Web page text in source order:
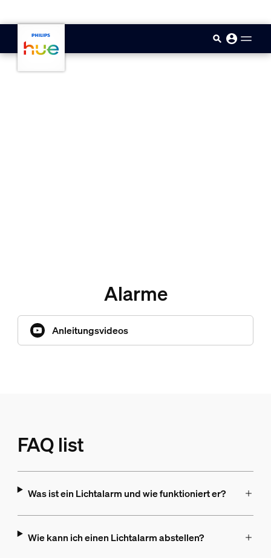
Alarme
Anleitungsvideos
FAQ list
Was ist ein Lichtalarm und wie funktioniert er?
Wie kann ich einen Lichtalarm abstellen?